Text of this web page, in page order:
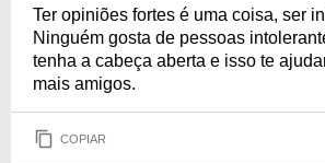
Ter opiniões fortes é uma coisa, ser
Ninguém gosta de pessoas
tenha a cabeça aberta e isso te
mais amigos.
COPIAR